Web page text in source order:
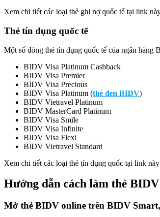
Xem chi tiết các loại thẻ ghi nợ quốc tế tại link
Thẻ tín dụng quốc tế
Một số dòng thẻ tín dụng quốc tế của ngân hàng
BIDV Visa Platinum Cashback
BIDV Visa Premier
BIDV Visa Precious
BIDV Visa Platinum (thẻ đen BIDV)
BIDV Vietravel Platinum
BIDV MasterCard Platinum
BIDV Visa Smile
BIDV Visa Infinite
BIDV Visa Flexi
BIDV Vietravel Standard
Xem chi tiết các loại thẻ tín dụng quốc tại link này
Hướng dẫn cách làm thẻ
Mở thẻ BIDV online trên BIDV